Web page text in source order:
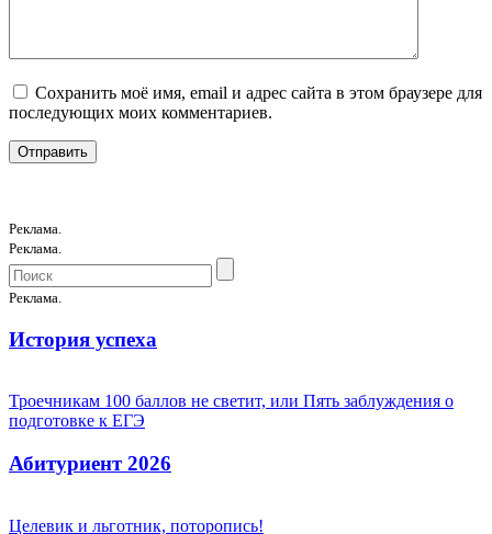
Сохранить моё имя, email и адрес сайта в этом браузере для
последующих моих комментариев.
Реклама.
Реклама.
Реклама.
История успеха
Троечникам 100 баллов не светит, или Пять заблуждения о
подготовке к ЕГЭ
Абитуриент 2026
Целевик и льготник, поторопись!